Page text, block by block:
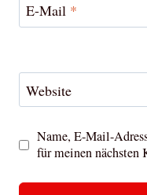
E-Mail *
Website
Name, E-Mail-
für meinen nächsten